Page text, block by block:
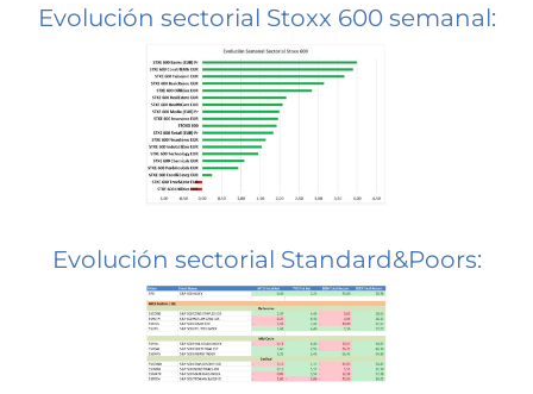
Evolución sectorial Stoxx 600 semanal:
Evolución sectorial Standard&Poors: